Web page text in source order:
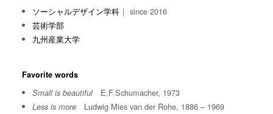
ソーシャルデザイン学科 ｜ since 2016
芸術学部
九州産業大学
Favorite words
Small is beautifulE.F.Schumacher, 1973
Less is more Ludwig Mies van der Rohe, 1886 – 1969